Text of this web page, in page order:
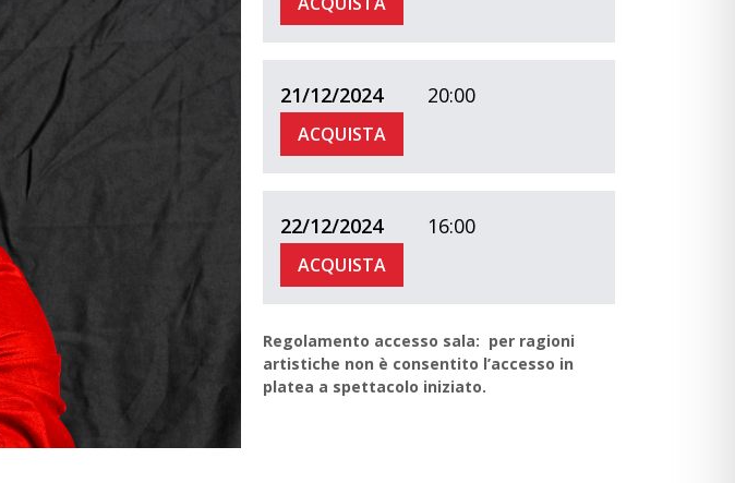
21/12/2024 20:00
ACQUISTA
22/12/2024 16:00
ACQUISTA
Regolamento accesso sala: per ragioni
artistiche non è consentito l’accesso in
platea a spettacolo iniziato.